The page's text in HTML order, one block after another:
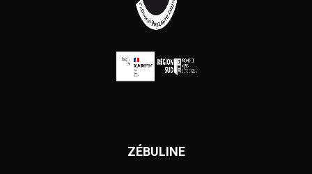
ZÉBULINE